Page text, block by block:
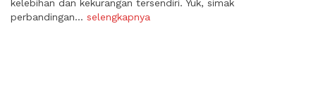
kelebihan dan kekurangan tersendiri. Yuk, simak
perbandingan... selengkapnya